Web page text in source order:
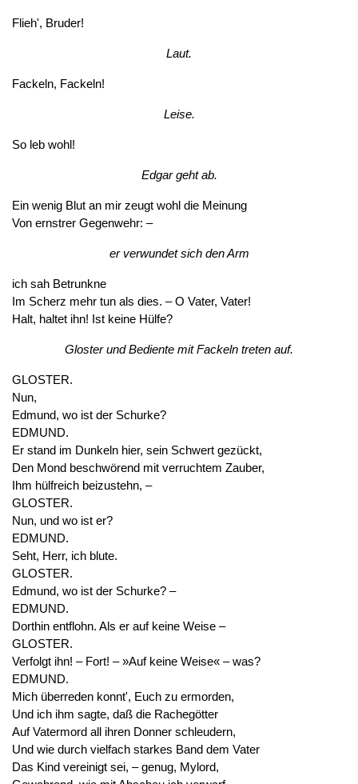
Flieh', Bruder!
Laut.
Fackeln, Fackeln!
Leise.
So leb wohl!
Edgar geht ab.
Ein wenig Blut an mir zeugt wohl die Meinung
Von ernstrer Gegenwehr: –
er verwundet sich den Arm
ich sah Betrunkne
Im Scherz mehr tun als dies. – O Vater, Vater!
Halt, haltet ihn! Ist keine Hülfe?
Gloster und Bediente mit Fackeln treten auf.
GLOSTER.
Nun,
Edmund, wo ist der Schurke?
EDMUND.
Er stand im Dunkeln hier, sein Schwert gezückt,
Den Mond beschwörend mit verruchtem Zauber,
Ihm hülfreich beizustehn, –
GLOSTER.
Nun, und wo ist er?
EDMUND.
Seht, Herr, ich blute.
GLOSTER.
Edmund, wo ist der Schurke? –
EDMUND.
Dorthin entflohn. Als er auf keine Weise –
GLOSTER.
Verfolgt ihn! – Fort! – »Auf keine Weise« – was?
EDMUND.
Mich überreden konnt', Euch zu ermorden,
Und ich ihm sagte, daß die Rachegötter
Auf Vatermord all ihren Donner schleudern,
Und wie durch vielfach starkes Band dem Vater
Das Kind vereinigt sei, – genug, Mylord,